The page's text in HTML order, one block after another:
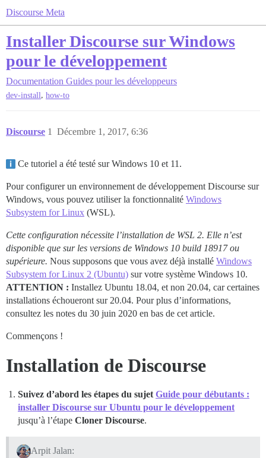
Discourse Meta
Installer Discourse sur Windows
pour le développement
Documentation Guides pour les développeurs
dev-install, how-to
Discourse Décembre 1, 2017, 6:36
1
Ce tutoriel a été testé sur Windows 10 et 11.
Pour configurer un environnement de développement Discourse sur
Windows, vous pouvez utiliser la fonctionnalité Windows
Subsystem for Linux (WSL).
Cette configuration nécessite l’installation de WSL 2. Elle n’est
disponible que sur les versions de Windows 10 build 18917 ou
supérieure. Nous supposons que vous avez déjà installé Windows
Subsystem for Linux 2 (Ubuntu) sur votre système Windows 10.
ATTENTION : Installez Ubuntu 18.04, et non 20.04, car certaines
installations échoueront sur 20.04. Pour plus d’informations,
consultez les notes du 30 juin 2020 en bas de cet article.
Commençons !
Installation de Discourse
Suivez d’abord les étapes du sujet Guide pour débutants :
installer Discourse sur Ubuntu pour le développement
jusqu’à l’étape Cloner Discourse.
Arpit Jalan: